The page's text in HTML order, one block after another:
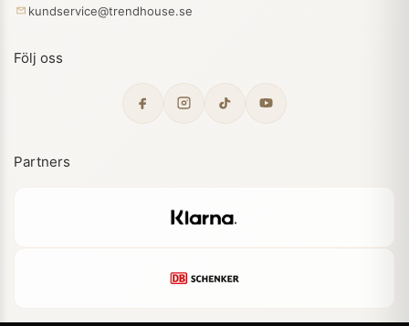
kundservice@trendhouse.se
Följ oss
Partners